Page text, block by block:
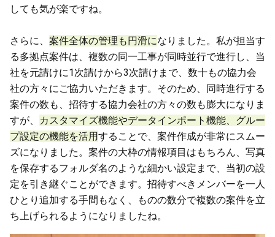
しても気が楽ですね。
さらに、 案件全体の管理も円滑になりました。私が担当す
る多拠点案件は、複数の同一工事が同時並行で進行し、当
社を元請けに1次請けから3次請けまで、数十もの協力会
社の方々にご協力いただきます。そのため、同時進行する
案件の数も、招待する協力会社の方々の数も膨大になりま
すが、
カスタマイズ機能やデータインポート機能、グルー
プ設定の機能を活用することで、案件作成が非常にスムー
ズになりました。案件の大枠の情報項目はもちろん、写真
を保存するフォルダ名のような細かい設定まで、当初の設
定を引き継ぐことができます。招待すべきメンバーを一人
ひとり追加する手間もなく、ものの数分で複数の案件を立
ち上げられるようになりましたね。